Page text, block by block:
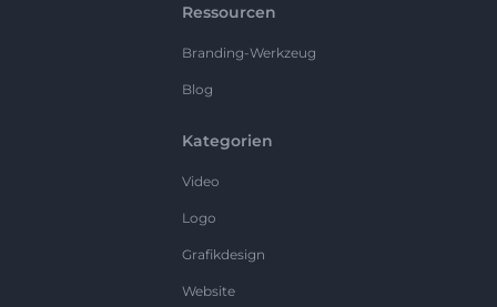
Ressourcen
Branding-Werkzeug
Blog
Kategorien
Video
Logo
Grafikdesign
Website